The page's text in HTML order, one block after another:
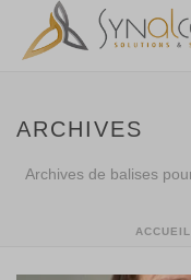
ARCHIVES
Archives de balises
ACCUEIL